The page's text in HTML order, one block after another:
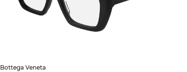
Bottega Veneta